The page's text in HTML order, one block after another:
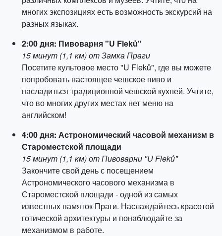
многих экспозициях есть возможность экскурсий на
разных языках.
2:00 дня: Пивоварня "U Fleků"
15 минут (1,1 км) от Замка Праги
Посетите культовое место "U Fleků", где вы можете
попробовать настоящее чешское пиво и
насладиться традиционной чешской кухней. Учтите,
что во многих других местах нет меню на
английском!
4:00 дня: Астрономический часовой механизм в
Староместской площади
15 минут (1,1 км) от Пивоварни "U Fleků"
Закончите свой день с посещением
Астрономического часового механизма в
Староместской площади - одной из самых
известных памяток Праги. Наслаждайтесь красотой
готической архитектуры и понаблюдайте за
механизмом в работе.